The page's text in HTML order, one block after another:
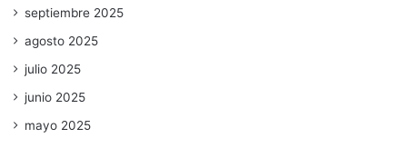
septiembre 2025
agosto 2025
julio 2025
junio 2025
mayo 2025